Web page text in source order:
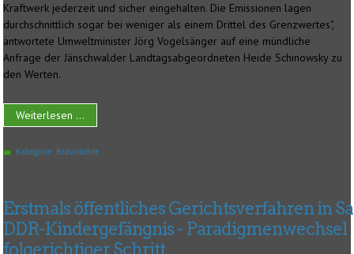
Kraftwerk jederzeit und sicher eingehalten. Die Emissionen lagen
durchschnittlich sogar bei weniger als einem Drittel des Grenzwertes",
antwortete Umweltminister Jörg Vogelsänger auf eine mündliche
Anfrage der Jänschwalder Landtagsabgeordneten Heide Schinowsky zu
den Werten.
Weiterlesen ...
Kategorie: Braunkohle
Erstmals öffentliches Gerichtsverfahren in
DDR-Kindergefängnis - Paradigmenwechsel
folgerichtiger Schritt